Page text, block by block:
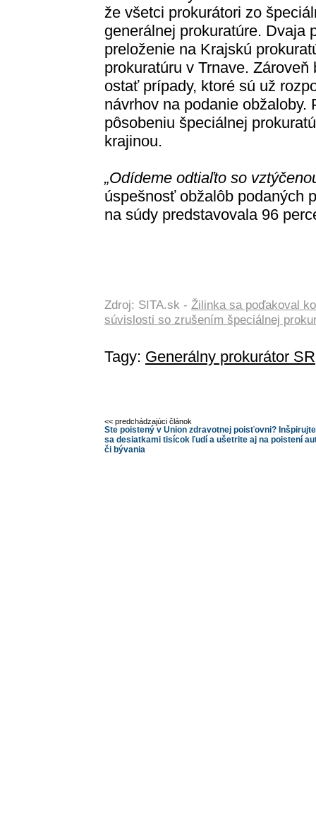
že všetci prokurátori zo
generálnej prokuratúre. Dvaja
preloženie na Krajskú
prokuratúru v Trnave.
ostať prípady, ktoré sú už
návrhov na podanie
pôsobeniu špeciálnej
krajinou.
„Odídeme odtiaľto so
úspešnosť obžalôb podaných
na súdy predstavovala 96
Zdroj: SITA.sk - Žilinka sa poďakoval
súvislosti so zrušením špeciálnej
Tagy: Generálny prokurátor SR
<< predchádzajúci článok
Ste poistený v Union zdravotnej poisťovni? Inšpirujte
sa desiatkami tisícok ľudí a ušetrite aj na poistení
či bývania